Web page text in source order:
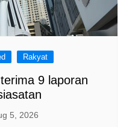
Rakyat
9 laporan
5, 2026